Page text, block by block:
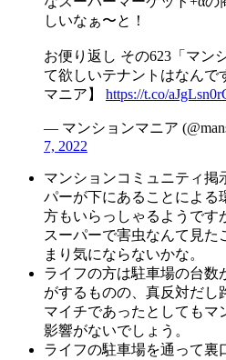
しいなぁ〜と！
お便り返し その623「マン
て欲しいテナントはなんで
マニア】 https://t.co/
— マンションマニア
7, 2022
マンションコミュニティ掲
パーが下にあることによる
方もいらっしゃるようです
スーパーで害虫なんて見た
まり気にならないかな。
ライフの方は駐車場の台数
がするものの、真反対だし
マイチであったとしてもマ
影響がないでしょう。
ライフの駐車場を通って裏